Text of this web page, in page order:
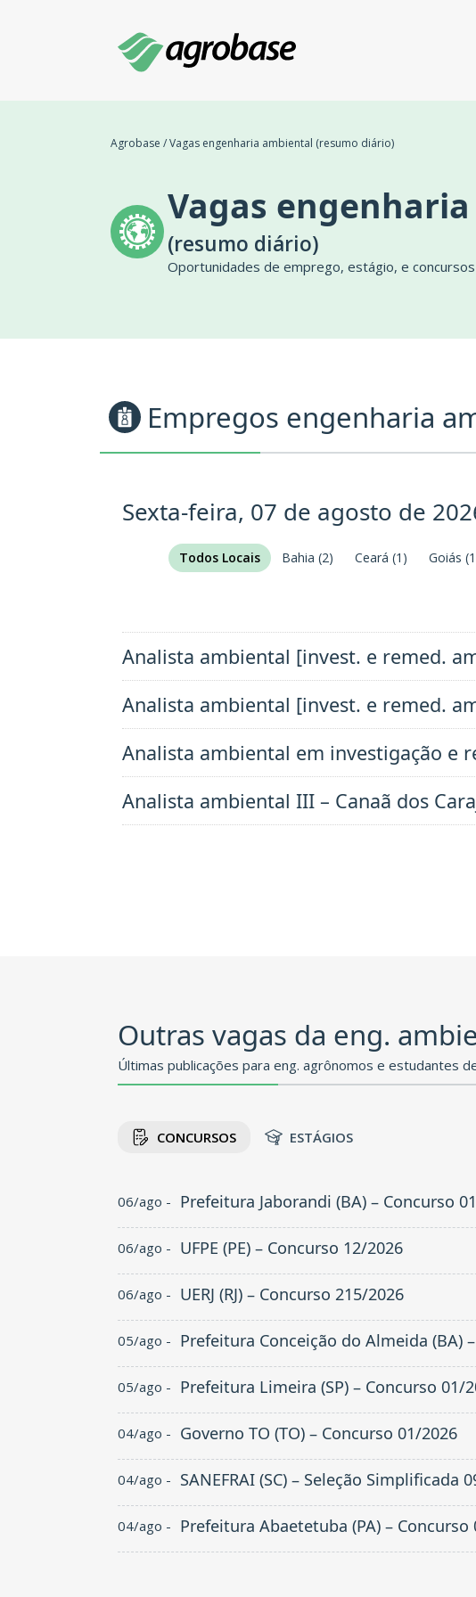
Agrobase /Vagas engenharia ambiental (resumo diário)
Vagas
(resumo diário)
Oportunidades de emprego, estágio, e
Empregos engenharia
Sexta-feira, 07 de agosto de
Todos Locais Bahia (2) Ceará (1) Goiás
Analista ambiental [invest. e remed.
Analista ambiental [invest. e remed.
Analista ambiental em investigação e
Analista ambiental III – Canaã dos
Outras vagas da eng.
Últimas publicações para eng. agrônomos e estudantes
CONCURSOS ESTÁGIOS
06/ago - Prefeitura Jaborandi (BA) – Concurso
06/ago - UFPE (PE) – Concurso 12/2026
06/ago - UERJ (RJ) – Concurso 215/2026
05/ago - Prefeitura Conceição do Almeida (BA)
05/ago - Prefeitura Limeira (SP) – Concurso 01/
04/ago - Governo TO (TO) – Concurso 01/2026
04/ago - SANEFRAI (SC) – Seleção Simplificada
04/ago - Prefeitura Abaetetuba (PA) – Concurso